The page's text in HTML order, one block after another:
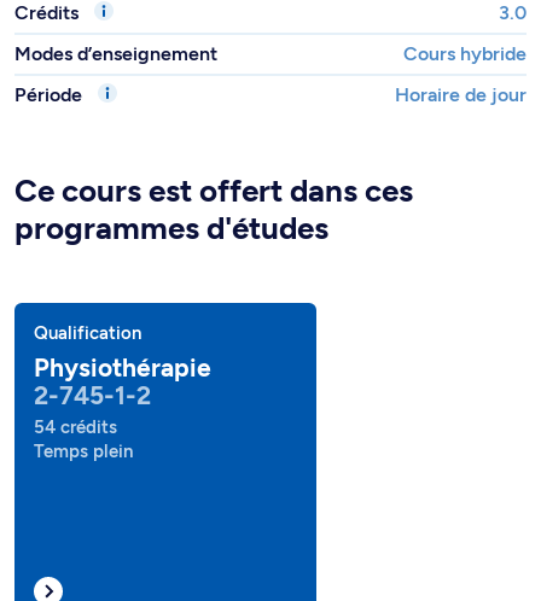
Crédits
3.0
Modes d’enseignement
Cours hybride
Période
Horaire de jour
Ce cours est offert dans ces
programmes d'études
Qualification
Physiothérapie
2-745-1-2
54 crédits
Temps plein